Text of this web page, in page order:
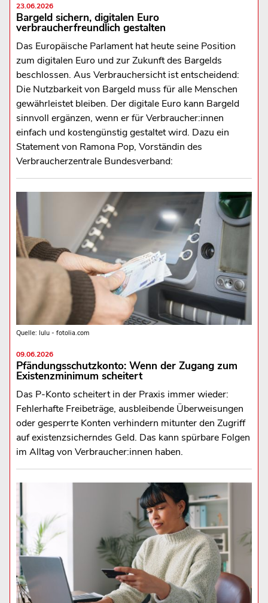
23.06.2026
Bargeld sichern, digitalen Euro
verbraucherfreundlich gestalten
Das Europäische Parlament hat heute seine Position
zum digitalen Euro und zur Zukunft des Bargelds
beschlossen. Aus Verbrauchersicht ist entscheidend:
Die Nutzbarkeit von Bargeld muss für alle Menschen
gewährleistet bleiben. Der digitale Euro kann Bargeld
sinnvoll ergänzen, wenn er für Verbraucher:innen
einfach und kostengünstig gestaltet wird. Dazu ein
Statement von Ramona Pop, Vorständin des
Verbraucherzentrale Bundesverband:
Quelle: lulu - fotolia.com
09.06.2026
Pfändungsschutzkonto: Wenn der Zugang zum
Existenzminimum scheitert
Das P-Konto scheitert in der Praxis immer wieder:
Fehlerhafte Freibeträge, ausbleibende Überweisungen
oder gesperrte Konten verhindern mitunter den Zugriff
auf existenzsicherndes Geld. Das kann spürbare Folgen
im Alltag von Verbraucher:innen haben.